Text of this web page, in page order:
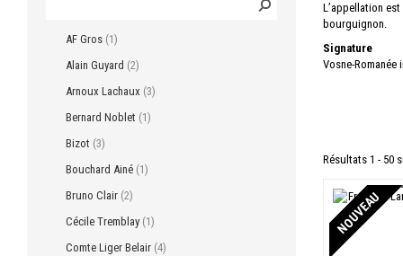
AF Gros 1
Alain Guyard 2
Arnoux Lachaux 3
Bernard Noblet 1
Bizot 3
Bouchard Ainé 1
Bruno Clair 2
Cécile Tremblay 1
Comte Liger Belair 4
L’appellation
bourguignon.
Signature
Vosne-
Résultats 1 - 50
NOUVEAU